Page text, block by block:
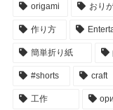
origami おり
作り方
簡単折り紙
#shorts craft
工作